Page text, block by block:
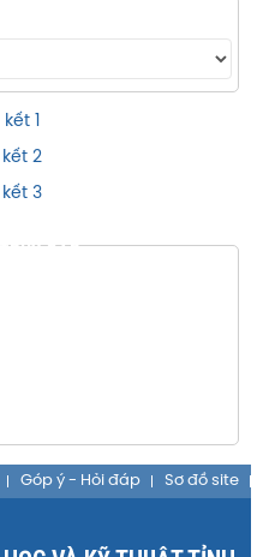
CẬP
Góp ý - Hỏi đáp Sơ đồ site